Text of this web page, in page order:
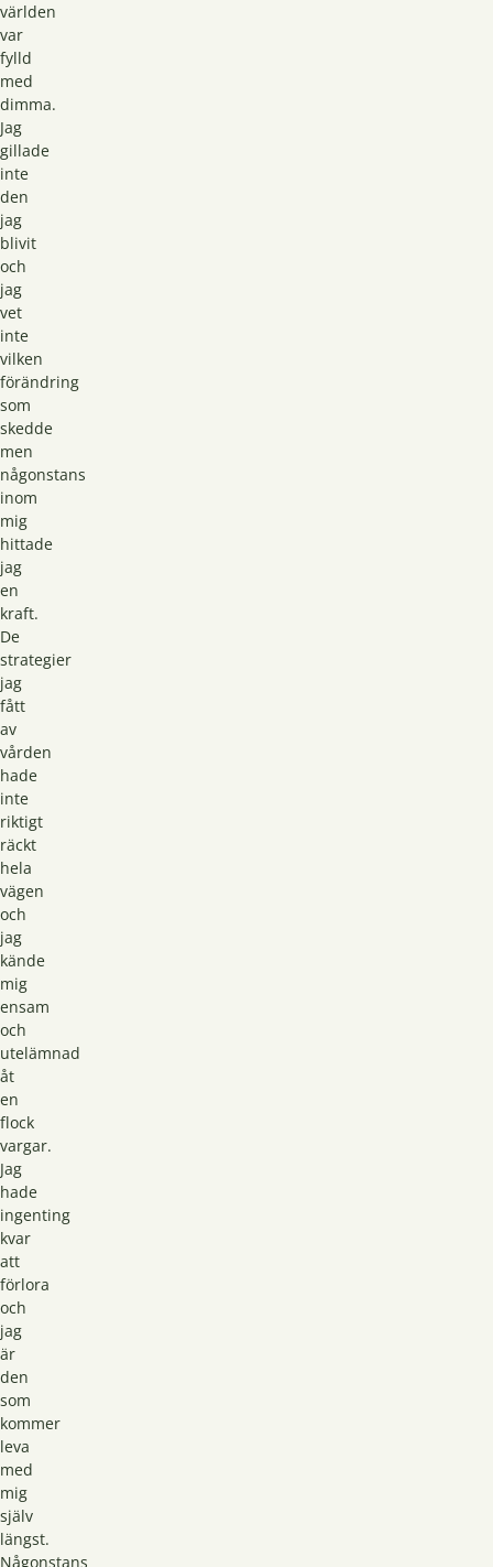
världen
var
fylld
med
dimma.
Jag
gillade
inte
den
jag
blivit
och
jag
vet
inte
vilken
förändring
som
skedde
men
någonstans
inom
mig
hittade
jag
en
kraft.
De
strategier
jag
fått
av
vården
hade
inte
riktigt
räckt
hela
vägen
och
jag
kände
mig
ensam
och
utelämnad
åt
en
flock
vargar.
Jag
hade
ingenting
kvar
att
förlora
och
jag
är
den
som
kommer
leva
med
mig
själv
längst.
Någonstans